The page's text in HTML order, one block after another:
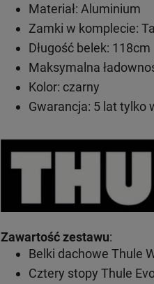
Materiał: Aluminium
Zamki w komplecie:
Długość belek: 118cm
Maksymalna
Kolor: czarny
Gwarancja: 5 lat tylko
Zawartość zestawu:
Belki dachowe Thule
Cztery stopy Thule